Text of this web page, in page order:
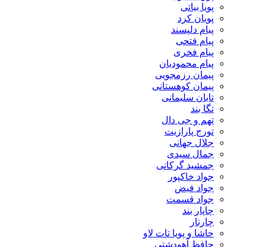
پویا بیاتی
پویان کرد
پیام دلپسند
پیام فتحی
پیام فخری
پیام محمودیان
پیمان رزمجویی
پیمان کوهستانی
تابان سلیمانی
تگا بند
تهم و جی دال
تورج پارازیت
جلال جهانی
جمال سیدی
جمشید گرکانی
جواد خاکپور
جواد فیض
جواد قسمت
چاپار بند
چارتار
حاشا و پویا تات لاو
حافظ آهودشتی